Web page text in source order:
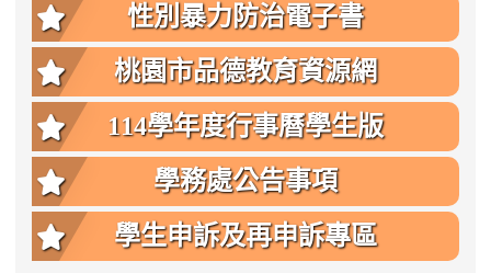
性別暴力防治電子書
桃園市品德教育資源網
114學年度行事曆學生版
學務處公告事項
學生申訴及再申訴專區